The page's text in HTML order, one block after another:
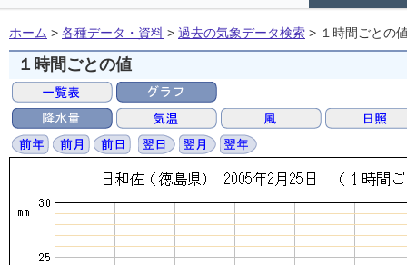
ホーム > 各種データ・資料 > 過去の気象データ検索 > １時間ごとの
１時間ごとの値